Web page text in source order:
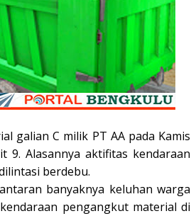
galian C milik PT AA pada Kamis
9. Alasannya aktifitas kendaraan
berdebu.
banyaknya keluhan warga
pengangkut material di